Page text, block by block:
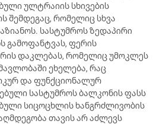
ულტრაიის სხივების
შემდეგაც, რომელიც სხვა
სასტუმროს ზედაპირი
გამოფანტვას, ფერის
დაკლებას, რომელიც უმოკლეს
ეხელება, რაც
და ფუნქციონალურ
სასტუმროს ბალკონის ფასს
სიცოცხლის ხანგრძლივობის
თავის არ აძლევს